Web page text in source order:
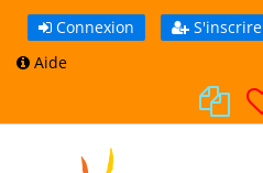
Connexion S'inscrire
Aide